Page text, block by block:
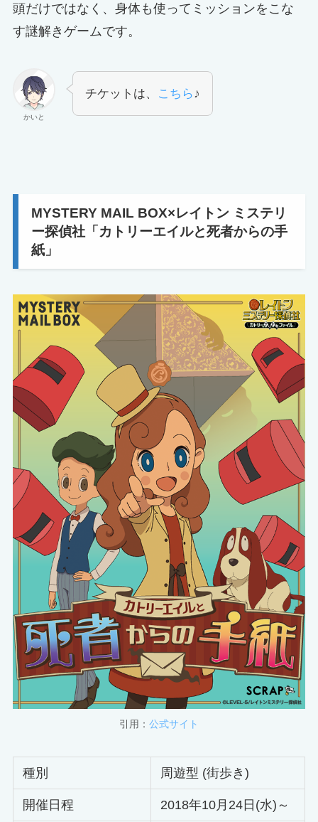
頭だけではなく、身体も使ってミッションをこな
す謎解きゲームです。
かいと
チケットは、 こちら ♪
MYSTERY MAIL BOX×レイトン ミステリ
ー探偵社「カトリーエイルと死者からの手
紙」
引用： 公式サイト
種別 周遊型 (街歩き)
開催日程 2018年10月24日(水)～